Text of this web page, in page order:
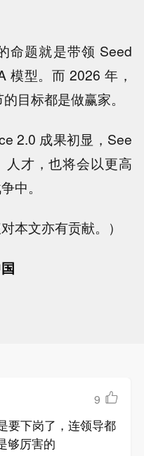
命题就是带领 Seed
模型。而 2026 年，
目标都是做赢家。
2.0 成果初显，See
才，也将会以更高
中。
本文亦有贡献。）
9
要下岗了，连领导都
够厉害的